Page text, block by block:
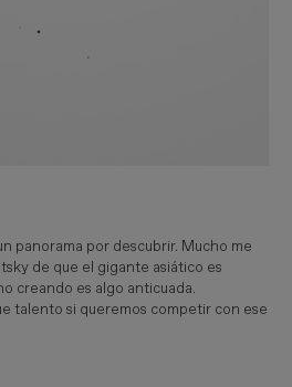
panorama por descubrir. Mucho me
de que el gigante asiático es
creando es algo anticuada.
talento si queremos competir con ese